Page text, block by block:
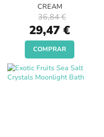
CREAM
Special
Price
29,47 €
36,84 €
COMPRAR